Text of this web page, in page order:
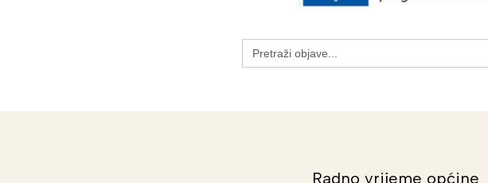
Search
for:
Radno vrijeme općine